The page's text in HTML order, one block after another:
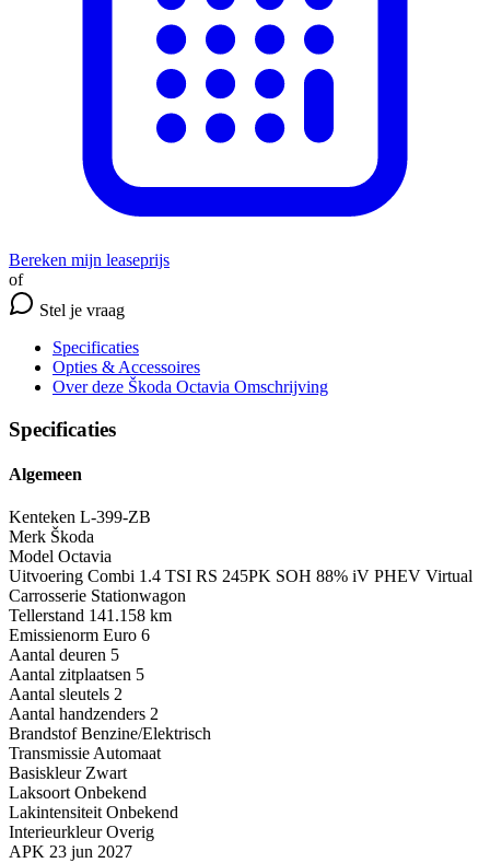
Bereken mijn leaseprijs
of
Stel je vraag
Specificaties
Opties & Accessoires
Over deze Škoda Octavia Omschrijving
Specificaties
Algemeen
Kenteken L-399-ZB
Merk Škoda
Model Octavia
Uitvoering Combi 1.4 TSI RS 245PK SOH 88% iV PHEV Virtual
Carrosserie Stationwagon
Tellerstand 141.158 km
Emissienorm Euro 6
Aantal deuren 5
Aantal zitplaatsen 5
Aantal sleutels 2
Aantal handzenders 2
Brandstof Benzine/Elektrisch
Transmissie Automaat
Basiskleur Zwart
Laksoort Onbekend
Lakintensiteit Onbekend
Interieurkleur Overig
APK 23 jun 2027